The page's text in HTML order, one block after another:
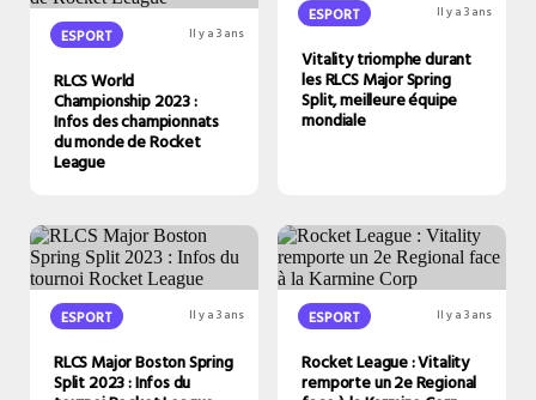
ESPORT Il y a 3 ans
RLCS World
Championship 2023 :
Infos des championnats
du monde de Rocket
League
ESPORT Il y a 3 ans
Vitality triomphe durant
les RLCS Major Spring
Split, meilleure équipe
mondiale
ESPORT Il y a 3 ans
RLCS Major Boston Spring
Split 2023 : Infos du
ESPORT Il y a 3 ans
Rocket League : Vitality
remporte un 2e Regional